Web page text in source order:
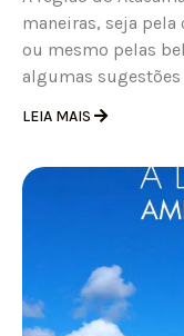
maneiras, seja
ou mesmo pelas
algumas
LEIA MAIS